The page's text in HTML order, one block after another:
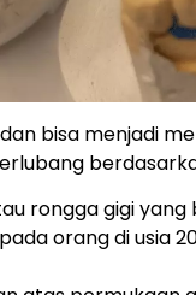
bisa menjadi
rongga gigi
orang di usia